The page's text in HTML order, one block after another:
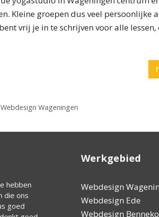
Kleine groepen dus veel persoonlijke
vrij je in te schrijven voor alle
Webdesign Wageningen
hebben
die ons
goed
Ik ben zeer tevreden over het
deskundige werk, dat de
hulpvaardig is maak de service
Werkgebied
Webdesign
Webdesign Ede
Webdesign